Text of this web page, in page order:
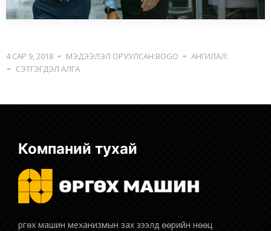
4 САР 9, 2018 МЭДЭЭЛЭЛ ОРУУЛСАН:BOGO
АНГИЛАЛ:
СЭТГЭГДЭЛ АЛГА
Компаний тухай